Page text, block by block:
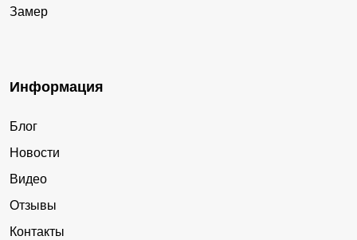
Замер
Информация
Блог
Новости
Видео
Отзывы
Контакты